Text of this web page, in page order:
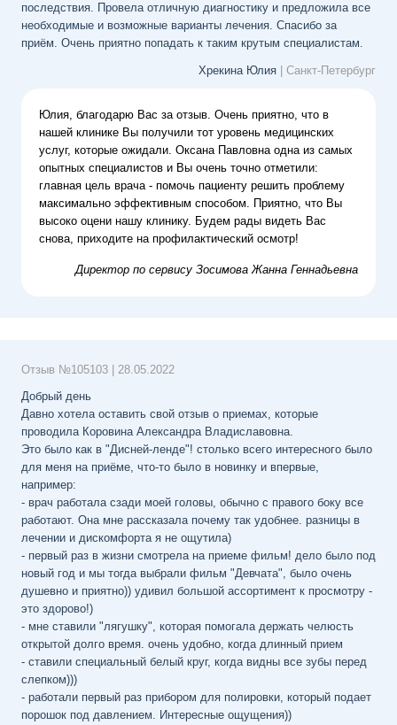
последствия. Провела отличную диагностику и предложила все
необходимые и возможные варианты лечения. Спасибо за
приём. Очень приятно попадать к таким крутым специалистам.
Хрекина Юлия | Санкт-Петербург
Юлия, благодарю Вас за отзыв. Очень приятно, что в
нашей клинике Вы получили тот уровень медицинских
услуг, которые ожидали. Оксана Павловна одна из самых
опытных специалистов и Вы очень точно отметили:
главная цель врача - помочь пациенту решить проблему
максимально эффективным способом. Приятно, что Вы
высоко оцени нашу клинику. Будем рады видеть Вас
снова, приходите на профилактический осмотр!
Директор по сервису Зосимова Жанна Геннадьевна
Отзыв №105103
28.05.2022
Добрый день
Давно хотела оставить свой отзыв о приемах, которые
проводила Коровина Александра Владиславовна.
Это было как в "Дисней-ленде"! столько всего интересного было
для меня на приёме, что-то было в новинку и впервые,
например:
- врач работала сзади моей головы, обычно с правого боку все
работают. Она мне рассказала почему так удобнее. разницы в
лечении и дискомфорта я не ощутила)
- первый раз в жизни смотрела на приеме фильм! дело было под
новый год и мы тогда выбрали фильм "Девчата", было очень
душевно и приятно)) удивил большой ассортимент к просмотру -
это здорово!)
- мне ставили "лягушку", которая помогала держать челюсть
открытой долго время. очень удобно, когда длинный прием
- ставили специальный белый круг, когда видны все зубы перед
слепком)))
- работали первый раз прибором для полировки, который подает
порошок под давлением. Интересные ощущения))